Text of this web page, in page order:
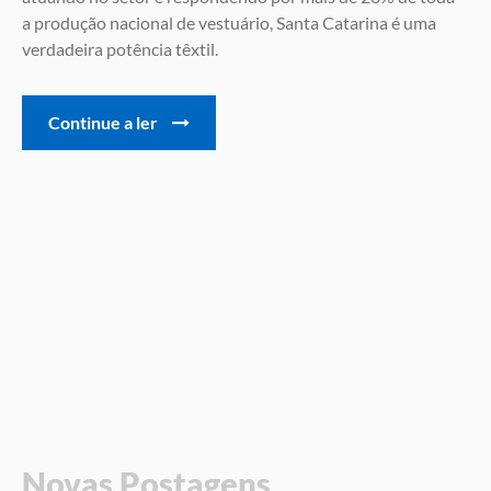
a produção nacional de vestuário, Santa Catarina é uma
verdadeira potência têxtil.
Continue a ler
Novas Postagens